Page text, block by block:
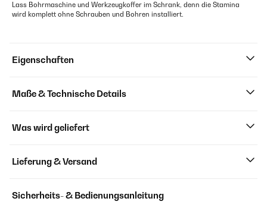
Lass Bohrmaschine und Werkzeugkoffer im Schrank, denn die Stamina
wird komplett ohne Schrauben und Bohren installiert.
Eigenschaften
Maße & Technische Details
Was wird geliefert
Lieferung & Versand
Sicherheits- & Bedienungsanleitung